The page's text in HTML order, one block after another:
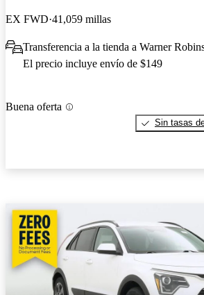
EX FWD 41,059 millas
Transferencia a la tienda a Warner
El precio incluye envío de $149
Buena oferta
Sin tasas